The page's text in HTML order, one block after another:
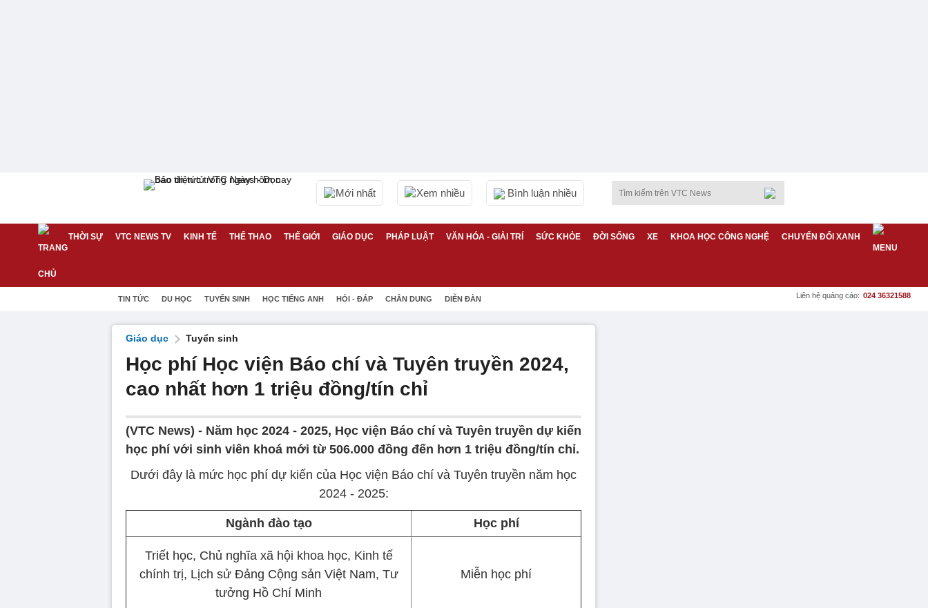
Mới nhất Xem nhiều Bình luận nhiều
THỜI SỰ VTC NEWS TV KINH TẾ THỂ THAO THẾ GIỚI GIÁO DỤC PHÁP LUẬT VĂN HÓA - GIẢI TRÍ SỨC KHỎE ĐỜI SỐNG XE KHOA HỌC CÔNG NGHỆ CHUYỂN ĐỔI XANH
TIN TỨC DU HỌC TUYỂN SINH HỌC TIẾNG ANH HỎI - ĐÁP CHÂN DUNG DIỄN ĐÀN Liên hệ quảng cáo: 024 36321588
Giáo dục Tuyển sinh
Học phí Học viện Báo chí và Tuyên truyền 2024,
cao nhất hơn 1 triệu đồng/tín chỉ
(VTC News) - Năm học 2024 - 2025, Học viện Báo chí và Tuyên truyền dự kiến
học phí với sinh viên khoá mới từ 506.000 đồng đến hơn 1 triệu đồng/tín chỉ.
Dưới đây là mức học phí dự kiến của Học viện Báo chí và Tuyên truyền năm học
2024 - 2025:
Ngành đào tạo Học phí
Triết học, Chủ nghĩa xã hội khoa học, Kinh tế
chính trị, Lịch sử Đảng Cộng sản Việt Nam, Tư
tưởng Hồ Chí Minh
Miễn học phí